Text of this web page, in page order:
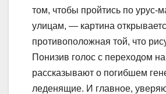
том, чтобы пройтись по урус-
улицам, — картина
противоположная той, что
Понизив голос с переходом
рассказывают о погибшем
леденящие. И главное,